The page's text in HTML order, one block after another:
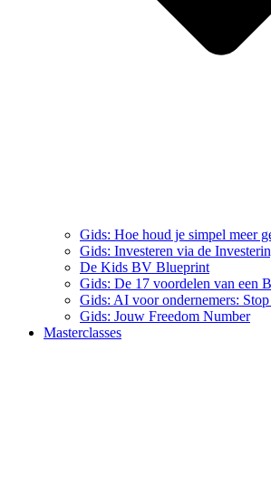
Gids: Hoe houd je simpel meer
Gids: Investeren via de
De Kids BV Blueprint
Gids: De 17 voordelen van een
Gids: AI voor ondernemers:
Gids: Jouw Freedom Number
Masterclasses